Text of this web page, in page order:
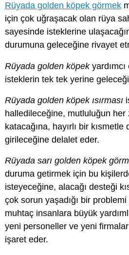
Rüyada golden köpek görmek
için çok uğraşacak olan rüya
sayesinde isteklerine
durumuna geleceğine rivayet
Rüyada golden köpekyardımcı
isteklerin tek tek yerine
Rüyada golden köpek ısırması
halledileceğine, mutluluğun
katacağına, hayırlı bir kısmetle
girileceğine delalet eder.
Rüyada sarı golden köpek
duruma getirmek için bu
isteyeceğine, alacağı desteği
çok sorun yaşadığı bir
muhtaç insanlara büyük
yeni personeller ve yeni
işaret eder.